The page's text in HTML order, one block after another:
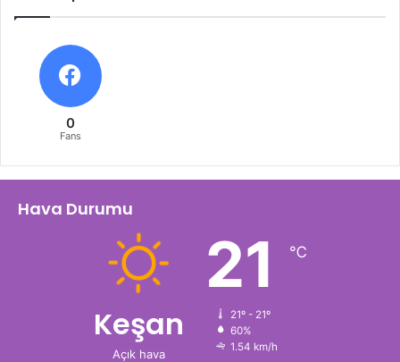
0
Fans
Hava Durumu
Keşan
Açık hava
21 ℃
21º - 21º
60%
1.54 km/h